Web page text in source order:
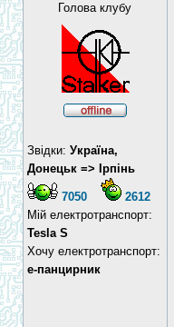
Голова клубу
Звідки: Україна,
Донецьк => Ірпінь
7050
2612
Мій електротранспорт:
Tesla S
Хочу електротранспорт:
е-панцирник